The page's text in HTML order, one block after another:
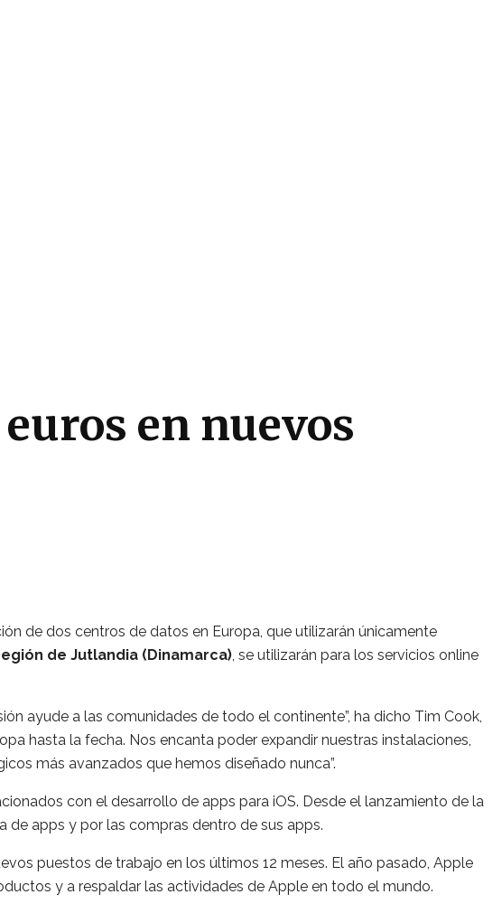
en nuevos
de dos centros de datos en Europa, que utilizarán únicamente
de Jutlandia (Dinamarca), se utilizarán para los servicios online
ayude a las comunidades de todo el continente”, ha dicho Tim Cook,
hasta la fecha. Nos encanta poder expandir nuestras instalaciones,
más avanzados que hemos diseñado nunca”.
con el desarrollo de apps para iOS. Desde el lanzamiento de la
de apps y por las compras dentro de sus apps.
puestos de trabajo en los últimos 12 meses. El año pasado, Apple
y a respaldar las actividades de Apple en todo el mundo.